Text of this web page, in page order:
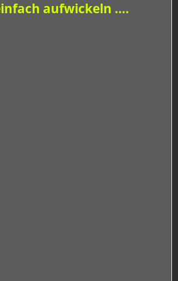
aufwickeln ….